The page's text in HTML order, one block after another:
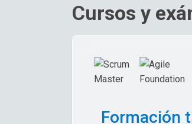
Cursos y
Formación